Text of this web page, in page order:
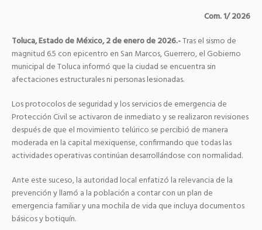
Com. 1/ 2026
Toluca, Estado de México, 2 de enero de 2026.-Tras el sismo de
magnitud 6.5 con epicentro en San Marcos, Guerrero, el Gobierno
municipal de Toluca informó que la ciudad se encuentra sin
afectaciones estructurales ni personas lesionadas.
Los protocolos de seguridad y los servicios de emergencia de
Protección Civil se activaron de inmediato y se realizaron revisiones
después de que el movimiento telúrico se percibió de manera
moderada en la capital mexiquense, confirmando que todas las
actividades operativas continúan desarrollándose con normalidad.
Ante este suceso, la autoridad local enfatizó la relevancia de la
prevención y llamó a la población a contar con un plan de
emergencia familiar y una mochila de vida que incluya documentos
básicos y botiquín.